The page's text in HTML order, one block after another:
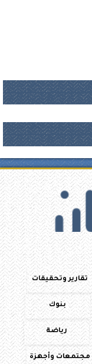
تقارير وتحقيقات
بنوك
رياضة
مجتمعات وأجهزة